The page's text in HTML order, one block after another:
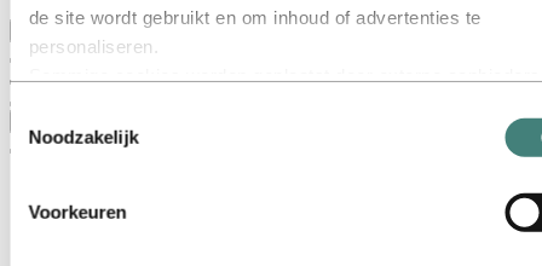
de site wordt gebruikt en om inhoud of advertenties te
personaliseren.
advertenties. Deze derden kunnen informatie die zij via jouw
gebruik van onze website verzamelen, combineren met
verzameld via jouw gebruik van hun diensten. De derde
Toestemmingsselectie
Noodzakelijk
Voorkeuren
Terug naar hoofdmenu